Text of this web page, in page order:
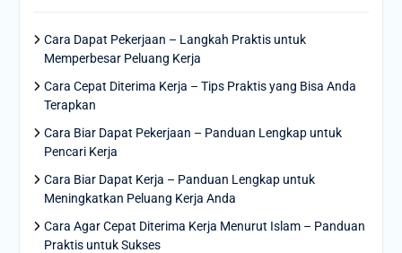
Cara Dapat Pekerjaan – Langkah Praktis untuk
Memperbesar Peluang Kerja
Cara Cepat Diterima Kerja – Tips Praktis yang Bisa Anda
Terapkan
Cara Biar Dapat Pekerjaan – Panduan Lengkap untuk
Pencari Kerja
Cara Biar Dapat Kerja – Panduan Lengkap untuk
Meningkatkan Peluang Kerja Anda
Cara Agar Cepat Diterima Kerja Menurut Islam – Panduan
Praktis untuk Sukses